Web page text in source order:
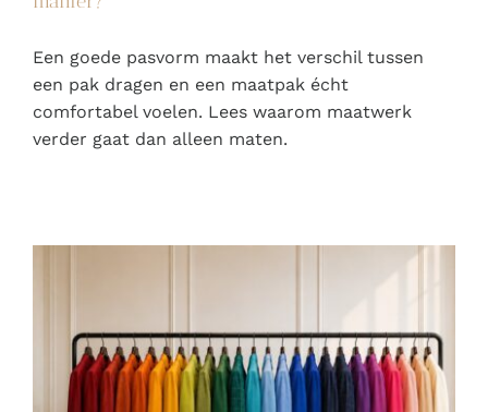
Een goede pasvorm maakt het verschil tussen
een pak dragen en een maatpak écht
comfortabel voelen. Lees waarom maatwerk
verder gaat dan alleen maten.